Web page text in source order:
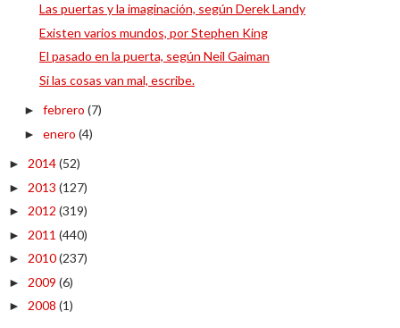
Las puertas y la imaginación, según Derek Landy
Existen varios mundos, por Stephen King
El pasado en la puerta, según Neil Gaiman
Si las cosas van mal, escribe.
► febrero (7)
► enero (4)
► 2014(52)
► 2013 (127)
► 2012 (319)
► 2011 (440)
► 2010(237)
► 2009 (6)
► 2008 (1)